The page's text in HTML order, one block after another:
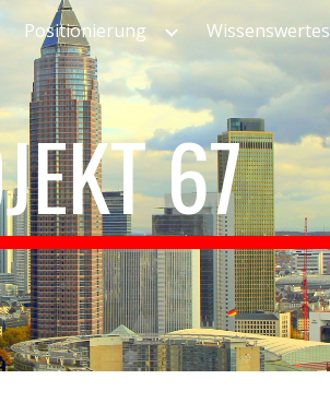
Skip to navigation
Positionierung Wissenswertes
67